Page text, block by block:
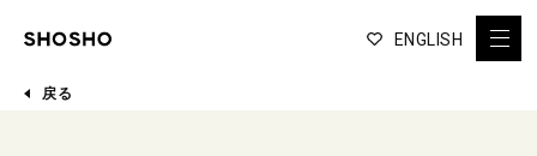
ENGLISH
戻る